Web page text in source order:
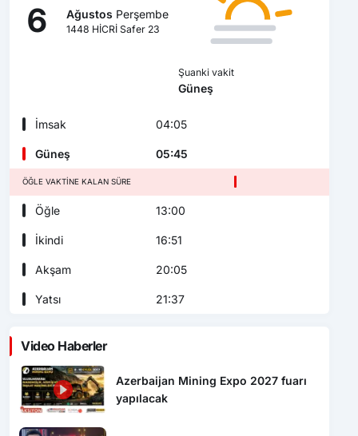
6 Ağustos Perşembe
1448 HİCRİ Safer 23
Şuanki vakit
Güneş
İmsak 04:05
Güneş 05:45
ÖĞLE VAKTINE KALAN SÜRE
Öğle 13:00
İkindi 16:51
Akşam 20:05
Yatsı 21:37
Video Haberler
Azerbaijan Mining Expo 2027 fuarı
yapılacak